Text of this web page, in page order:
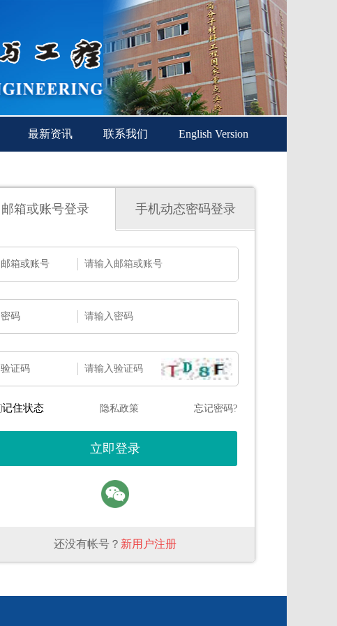
最新资讯 联系我们 English Version
邮箱或账号登录 手机动态密码登录
邮箱或账号
密码
验证码
记住状态 隐私政策 忘记密码?
还没有帐号？ 新用户注册